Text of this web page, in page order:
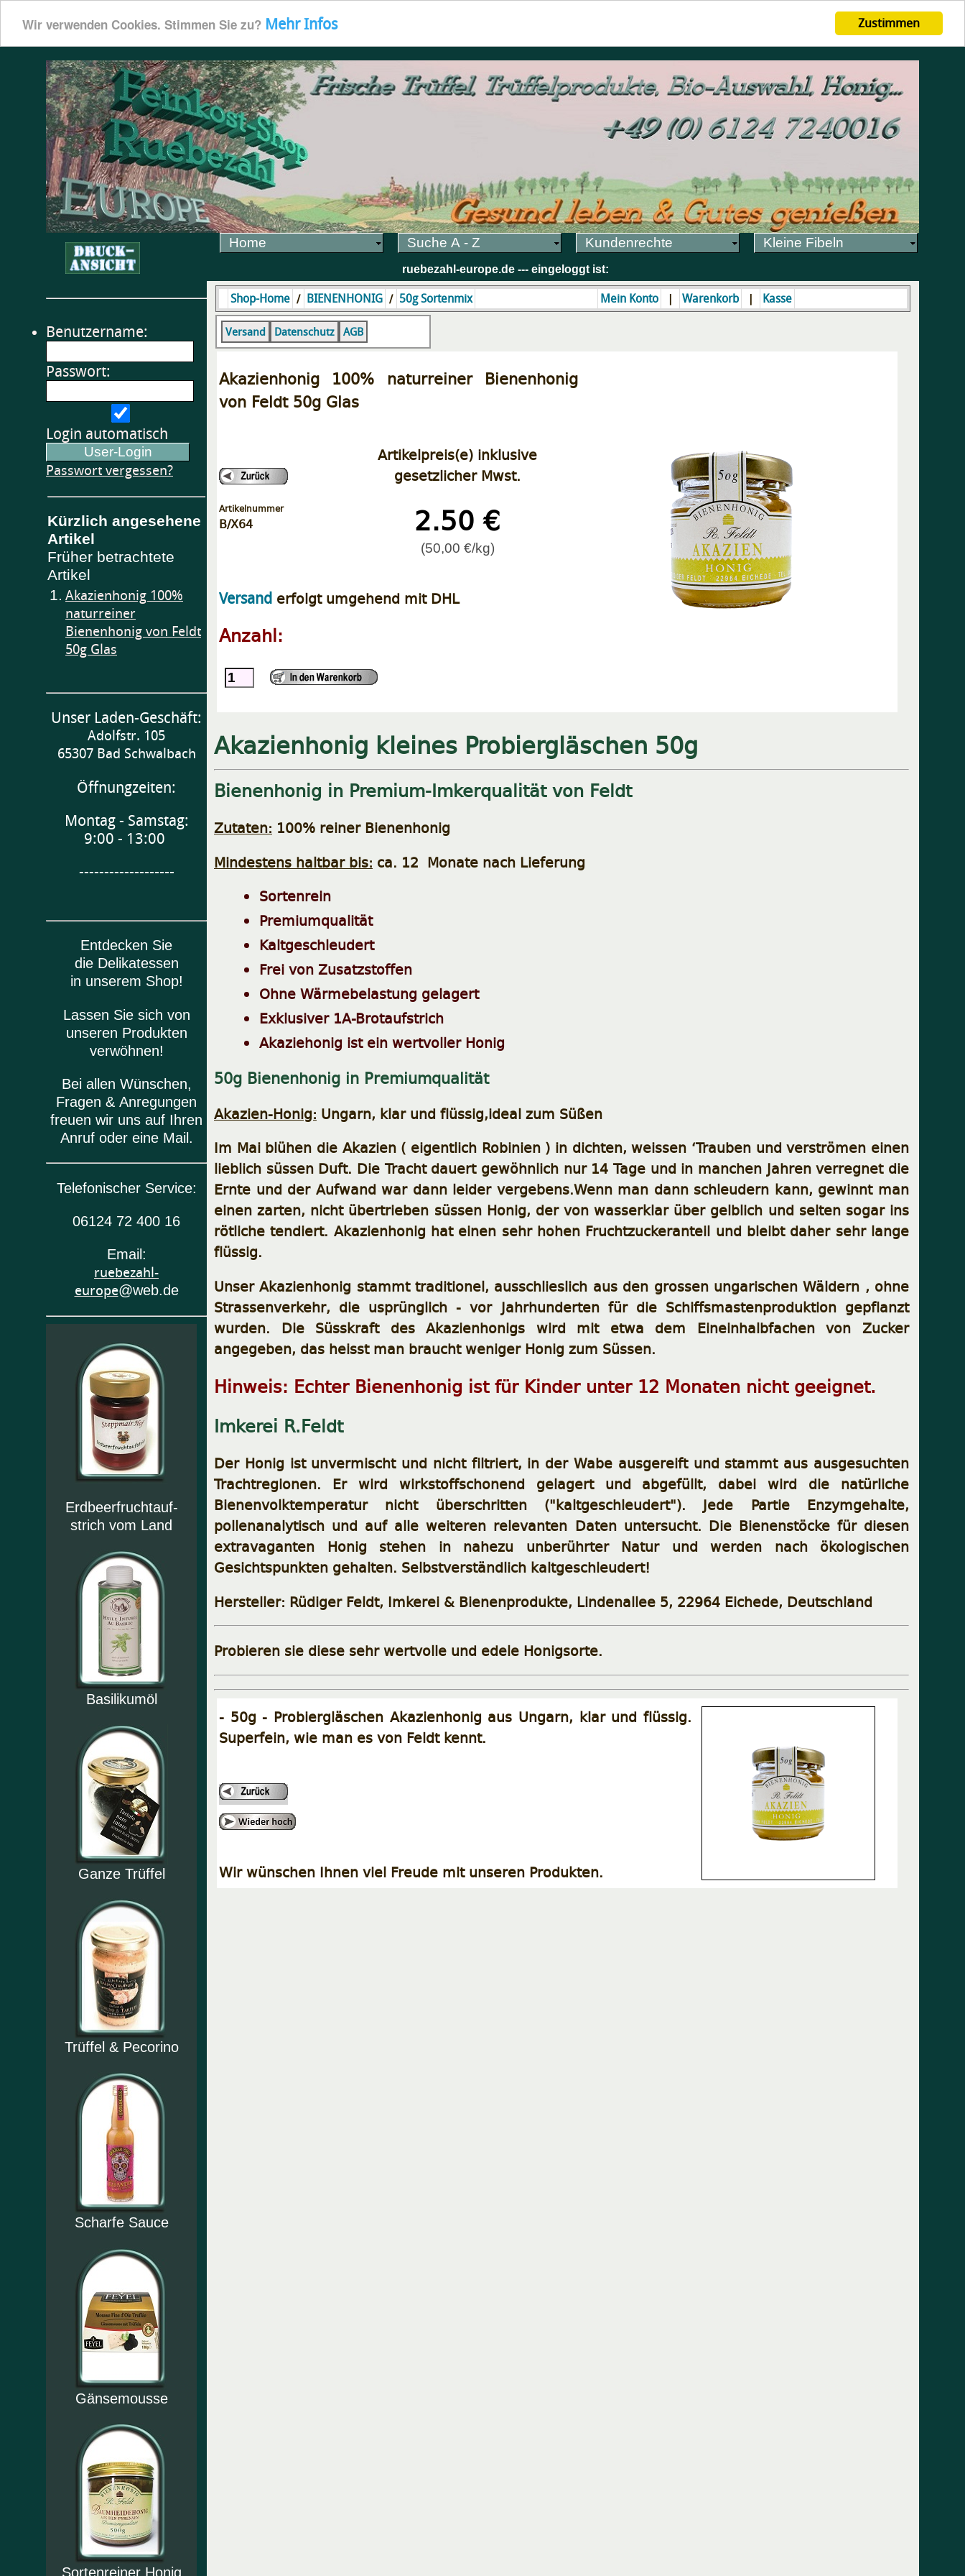
Zustimmen
Wir verwenden Cookies. Stimmen Sie zu? Mehr Infos
Home Suche A - Z Kundenrechte Kleine Fibeln
ruebezahl-europe.de --- eingeloggt ist:
Benutzername:
Passwort:
Login automatisch
Passwort vergessen?
Kürzlich angesehene
Artikel
Früher betrachtete
Artikel
1. Akazienhonig 100%
naturreiner
Bienenhonig von Feldt
50g Glas
Unser Laden-Geschäft:
Adolfstr. 105
65307 Bad Schwalbach
Öffnungzeiten:
Montag - Samstag:
9:00 - 13:00
-------------------
Entdecken Sie
die Delikatessen
in unserem Shop!
Lassen Sie sich von
unseren Produkten
verwöhnen!
Bei allen Wünschen,
Fragen & Anregungen
freuen wir uns auf Ihren
Anruf oder eine Mail.
Telefonischer Service:
06124 72 400 16
Email:
ruebezahl-
europe@web.de
Erdbeerfruchtauf-
strich vom Land
Basilikumöl
Ganze Trüffel
Trüffel & Pecorino
Scharfe Sauce
Gänsemousse
Sortenreiner Honig
Shop-Home / BIENENHONIG / 50g Sortenmix Mein Konto | Warenkorb | Kasse
Versand Datenschutz AGB
Akazienhonig 100% naturreiner Bienenhonig
von Feldt 50g Glas
Artikelnummer
B/X64
Artikelpreis(e) inklusive
gesetzlicher Mwst.
2.50 €
(50,00 €/kg)
Versand erfolgt umgehend mit DHL
Anzahl:
Akazienhonig kleines Probiergläschen 50g
Bienenhonig in Premium-Imkerqualität von Feldt
Zutaten: 100% reiner Bienenhonig
Mindestens haltbar bis: ca. 12 Monate nach Lieferung
Sortenrein
Premiumqualität
Kaltgeschleudert
Frei von Zusatzstoffen
Ohne Wärmebelastung gelagert
Exklusiver 1A-Brotaufstrich
Akaziehonig ist ein wertvoller Honig
50g Bienenhonig in Premiumqualität
Akazien-Honig: Ungarn, klar und flüssig,ideal zum Süßen
Im Mai blühen die Akazien ( eigentlich Robinien ) in dichten, weissen ‘Trauben und verströmen einen
lieblich süssen Duft. Die Tracht dauert gewöhnlich nur 14 Tage und in manchen Jahren verregnet die
Ernte und der Aufwand war dann leider vergebens.Wenn man dann schleudern kann, gewinnt man
einen zarten, nicht übertrieben süssen Honig, der von wasserklar über gelblich und selten sogar ins
rötliche tendiert. Akazienhonig hat einen sehr hohen Fruchtzuckeranteil und bleibt daher sehr lange
flüssig.
Unser Akazienhonig stammt traditionel, ausschlieslich aus den grossen ungarischen Wäldern , ohne
Strassenverkehr, die usprünglich - vor Jahrhunderten für die Schiffsmastenproduktion gepflanzt
wurden. Die Süsskraft des Akazienhonigs wird mit etwa dem Eineinhalbfachen von Zucker
angegeben, das heisst man braucht weniger Honig zum Süssen.
Hinweis: Echter Bienenhonig ist für Kinder unter 12 Monaten nicht geeignet.
Imkerei R.Feldt
Der Honig ist unvermischt und nicht filtriert, in der Wabe ausgereift und stammt aus ausgesuchten
Trachtregionen. Er wird wirkstoffschonend gelagert und abgefüllt, dabei wird die natürliche
Bienenvolktemperatur nicht überschritten ("kaltgeschleudert"). Jede Partie Enzymgehalte,
pollenanalytisch und auf alle weiteren relevanten Daten untersucht. Die Bienenstöcke für diesen
extravaganten Honig stehen in nahezu unberührter Natur und werden nach ökologischen
Gesichtspunkten gehalten. Selbstverständlich kaltgeschleudert!
Hersteller: Rüdiger Feldt, Imkerei & Bienenprodukte, Lindenallee 5, 22964 Eichede, Deutschland
Probieren sie diese sehr wertvolle und edele Honigsorte.
- 50g - Probiergläschen Akazienhonig aus Ungarn, klar und flüssig.
Superfein, wie man es von Feldt kennt.
Wir wünschen Ihnen viel Freude mit unseren Produkten.